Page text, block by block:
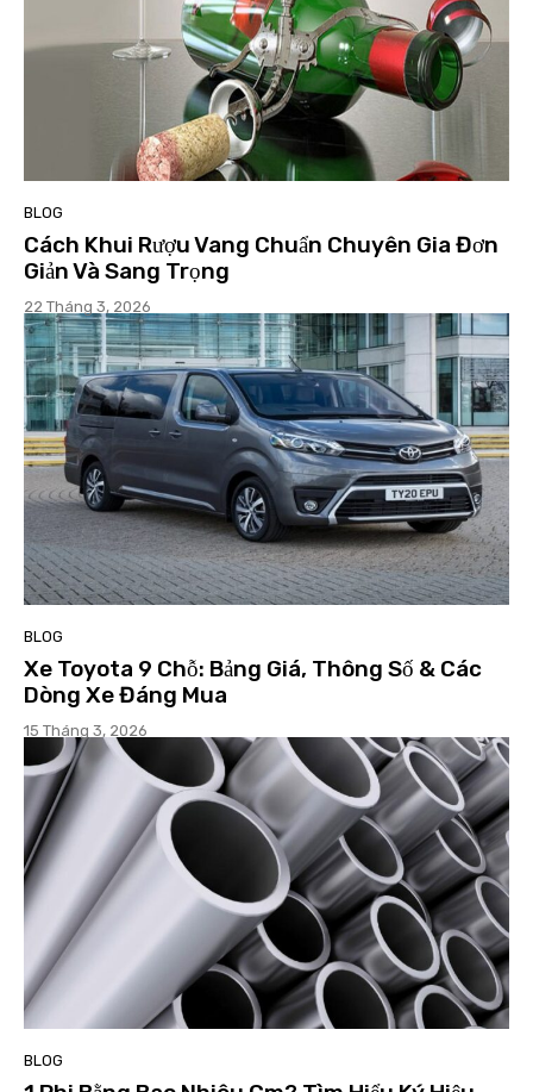
BLOG
Cách Khui Rượu Vang Chuẩn Chuyên Gia Đơn
Giản Và Sang Trọng
22 Tháng 3, 2026
BLOG
Xe Toyota 9 Chỗ: Bảng Giá, Thông Số & Các
Dòng Xe Đáng Mua
15 Tháng 3, 2026
BLOG